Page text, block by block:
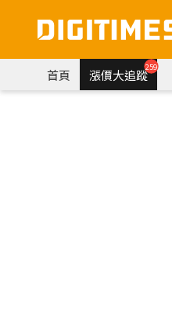
首頁 漲價大追蹤259